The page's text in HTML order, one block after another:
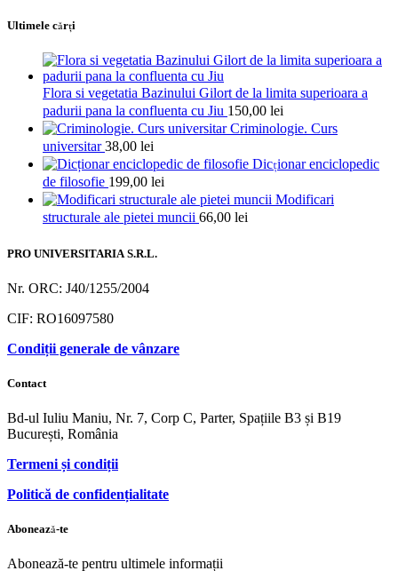
Ultimele cărţi
Flora si vegetatia Bazinului Gilort de la limita superioara a
padurii pana la confluenta cu Jiu 150,00 lei
Criminologie. Curs
universitar 38,00 lei
Dicționar enciclopedic
de filosofie 199,00 lei
Modificari
structurale ale pietei muncii 66,00 lei
PRO UNIVERSITARIA S.R.L.
Nr. ORC: J40/1255/2004
CIF: RO16097580
Condiții generale de vânzare
Contact
Bd-ul Iuliu Maniu, Nr. 7, Corp C, Parter, Spațiile B3 și B19
București, România
Termeni și condiții
Politică de confidențialitate
Abonează-te
Abonează-te pentru ultimele informații